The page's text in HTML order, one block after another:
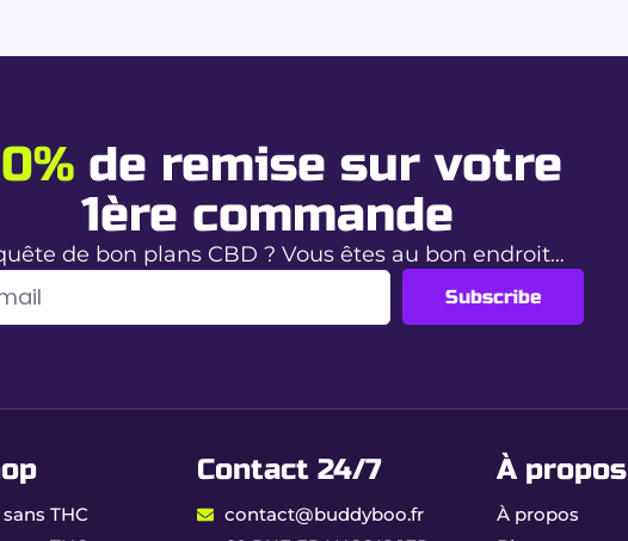
votre Amnesia CBD ?
citronnés.
de remise sur votre
1ère commande
de bon plans CBD ? Vous êtes au bon endroit…
Subscribe
THC
Contact 24/7
contact@buddyboo.fr
À propos
À propos